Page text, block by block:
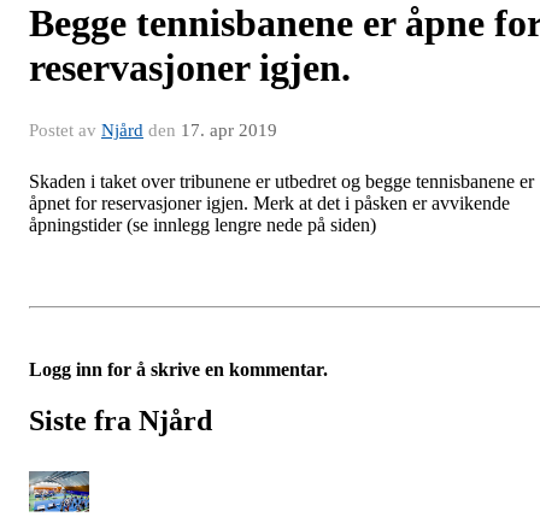
Begge tennisbanene er åpne
reservasjoner igjen.
Postet av Njård den 17. apr 2019
Skaden i taket over tribunene er utbedret og begge tennisbanene er
åpnet for reservasjoner igjen. Merk at det i påsken er avvikende
åpningstider (se innlegg lengre nede på siden)
Logg inn for å skrive en kommentar.
Siste fra Njård